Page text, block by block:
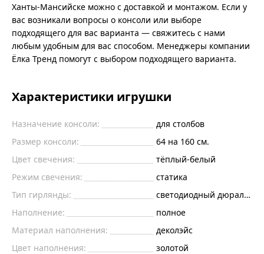
Ханты-Мансийске можно с доставкой и монтажом. Если у
вас возникали вопросы о консоли или выборе
подходящего для вас варианта — свяжитесь с нами
любым удобным для вас способом. Менеджеры компании
Ёлка Тренд помогут с выбором подходящего варианта.
Характеристики игрушки
Назначение консоли:
для столбов
Размер консоли:
64 на 160 см.
Цвет свечения:
тёплый-белый
Режим свечения:
статика
Тип гирлянды:
светодиодный дюралайт
Наполнение:
полное
Материал наполнения:
деколэйс
Цвет наполнения:
золотой